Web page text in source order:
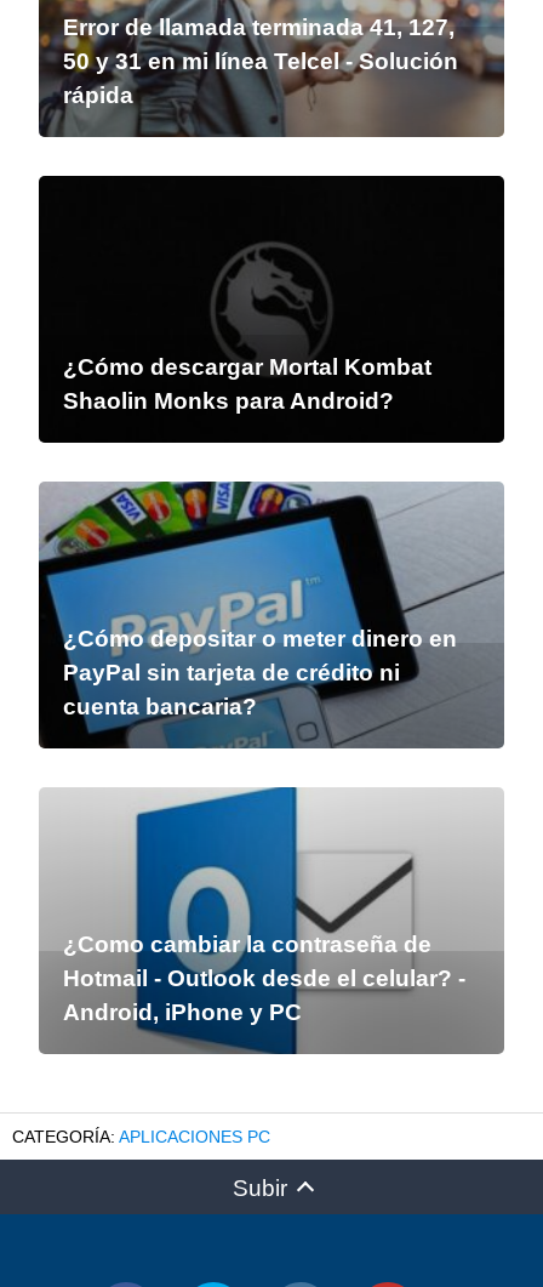
Error de llamada terminada 41, 127,
50 y 31 en mi línea Telcel - Solución
rápida
¿Cómo descargar Mortal Kombat
Shaolin Monks para Android?
¿Cómo depositar o meter dinero en
PayPal sin tarjeta de crédito ni
cuenta bancaria?
¿Como cambiar la contraseña de
Hotmail - Outlook desde el celular? -
Android, iPhone y PC
APLICACIONES PC
Subir